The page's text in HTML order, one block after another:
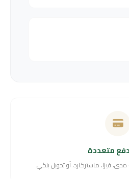
متعددة
فيزا، ماستركارد، أو تحويل بنكي.